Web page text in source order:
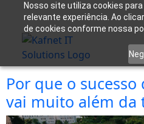
Nosso site utiliza cookies
relevante experiência. Ao
de cookies conforme nossa
Por que o
vai muito além da